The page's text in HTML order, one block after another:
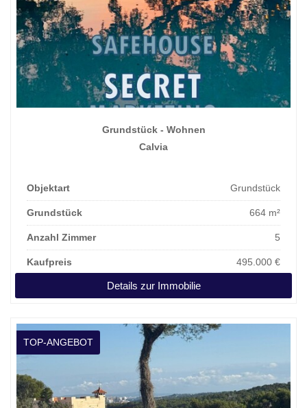
Grundstück - Wohnen
Calvia
Objektart Grundstück
Grundstück 664 m²
Anzahl Zimmer 5
Kaufpreis 495.000 €
Details zur Immobilie
TOP-ANGEBOT